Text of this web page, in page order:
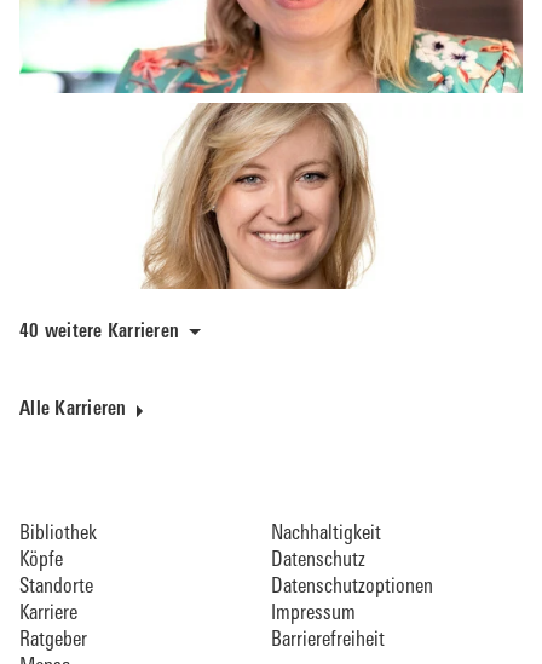
40 weitere Karrieren
Alle Karrieren
Bibliothek
Köpfe
Standorte
Karriere
Ratgeber
Nachhaltigkeit
Datenschutz
Datenschutzoptionen
Impressum
Barrierefreiheit